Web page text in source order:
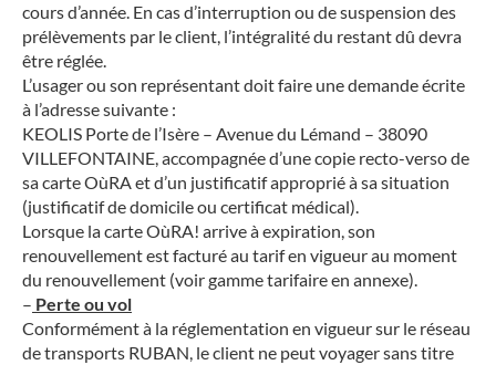
cours d’année. En cas d’interruption ou de suspension des
prélèvements par le client, l’intégralité du restant dû devra
être réglée.
L’usager ou son représentant doit faire une demande écrite
à l’adresse suivante :
KEOLIS Porte de l’Isère – Avenue du Lémand – 38090
VILLEFONTAINE, accompagnée d’une copie recto-verso de
sa carte OùRA et d’un justificatif approprié à sa situation
(justificatif de domicile ou certificat médical).
Lorsque la carte OùRA! arrive à expiration, son
renouvellement est facturé au tarif en vigueur au moment
du renouvellement (voir gamme tarifaire en annexe).
– Perte ou vol
Conformément à la réglementation en vigueur sur le réseau
de transports RUBAN, le client ne peut voyager sans titre